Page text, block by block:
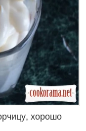
хорошо